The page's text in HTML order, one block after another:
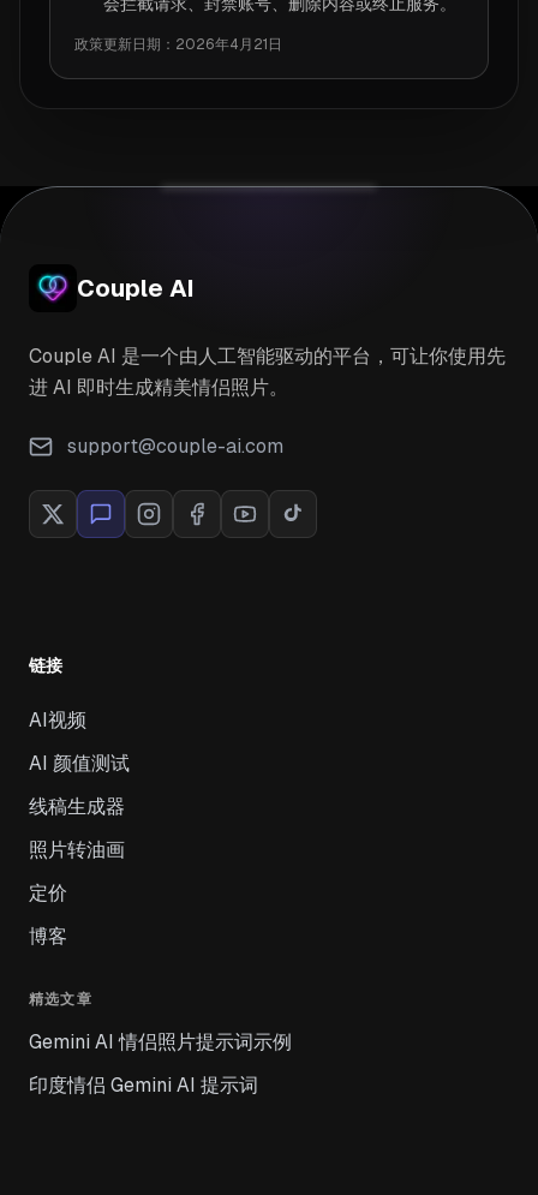
政策更新日期：2026年4月21日
Couple AI
Couple AI 是一个由人工智能驱动的平台，可让你使用先
进 AI 即时生成精美情侣照片。
support@couple-ai.com
链接
AI视频
AI 颜值测试
线稿生成器
照片转油画
定价
博客
精选文章
Gemini AI 情侣照片提示词示例
印度情侣 Gemini AI 提示词